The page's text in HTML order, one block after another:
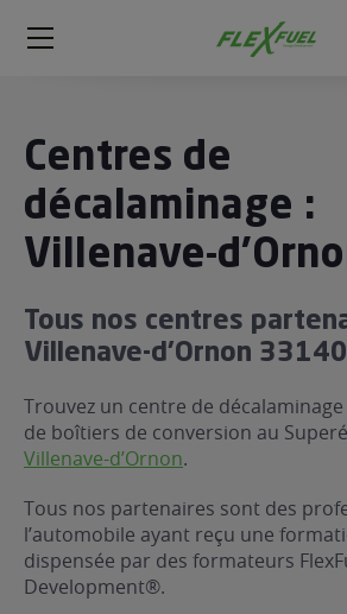
Méga
le Décalaminage
?
du carburant avec
le Superéthanol
garagiste
Centres de
décalaminage :
Villenave-
Tous nos centres
Villenave-d’Ornon 33140
Trouvez un centre de
de boîtiers de conversion au
Villenave-d’Ornon.
Tous nos partenaires sont des
l’automobile ayant reçu une
dispensée par des formateurs
Development®.